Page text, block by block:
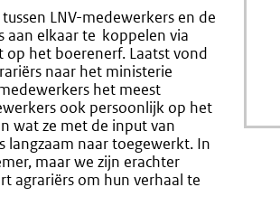
LNV-medewerkers en de
aan elkaar te koppelen via
op het boerenerf. Laatst vond
naar het ministerie
het meest
ook persoonlijk op het
wat ze met de input van
langzaam naar toegewerkt. In
maar we zijn erachter
agrariërs om hun verhaal te